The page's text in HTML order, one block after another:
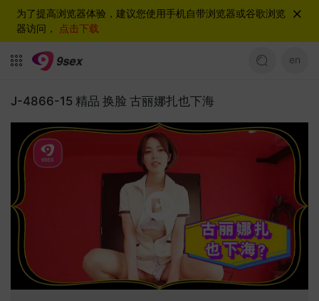
为了提高浏览器体验，建议您使用手机自带浏览器或谷歌浏览
器访问， 点击下载
en
J-4866-15 精品 换脸 古丽娜扎也下海